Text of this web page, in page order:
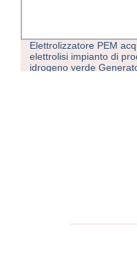
Elaborazione
formatura dei metalli
piegatura, saldatura e